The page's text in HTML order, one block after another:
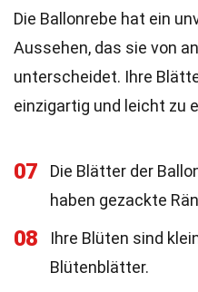
Die Ballonrebe hat ein
Aussehen, das sie von
unterscheidet. Ihre
einzigartig und leicht zu
07
Die Blätter der
haben gezackte
08
Ihre Blüten sind
Blütenblätter.